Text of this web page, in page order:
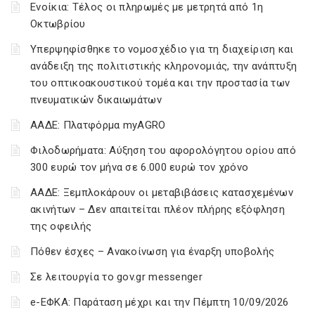
Ενοίκια: Τέλος οι πληρωμές με μετρητά από 1η
Οκτωβρίου
Υπερψηφίσθηκε το νομοσχέδιο για τη διαχείριση και
ανάδειξη της πολιτιστικής κληρονομιάς, την ανάπτυξη
του οπτικοακουστικού τομέα και την προστασία των
πνευματικών δικαιωμάτων
ΑΑΔΕ: Πλατφόρμα myAGRO
Φιλοδωρήματα: Αύξηση του αφορολόγητου ορίου από
300 ευρώ τον μήνα σε 6.000 ευρώ τον χρόνο
ΑΑΔΕ: Ξεμπλοκάρουν οι μεταβιβάσεις κατασχεμένων
ακινήτων – Δεν απαιτείται πλέον πλήρης εξόφληση
της οφειλής
Πόθεν έσχες – Ανακοίνωση για έναρξη υποβολής
Σε λειτουργία το gov.gr messenger
e-ΕΦΚΑ: Παράταση μέχρι και την Πέμπτη 10/09/2026